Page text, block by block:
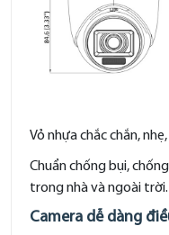
Vỏ nhựa chắc chắn,
Chuẩn chống bụi,
trong nhà và ngoài trời.
Camera dễ dàng